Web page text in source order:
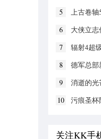
5
上古卷轴
6
大侠立志
7
辐射4超
8
德军总部
9
消逝的光
10
污痕圣杯
关注KK手